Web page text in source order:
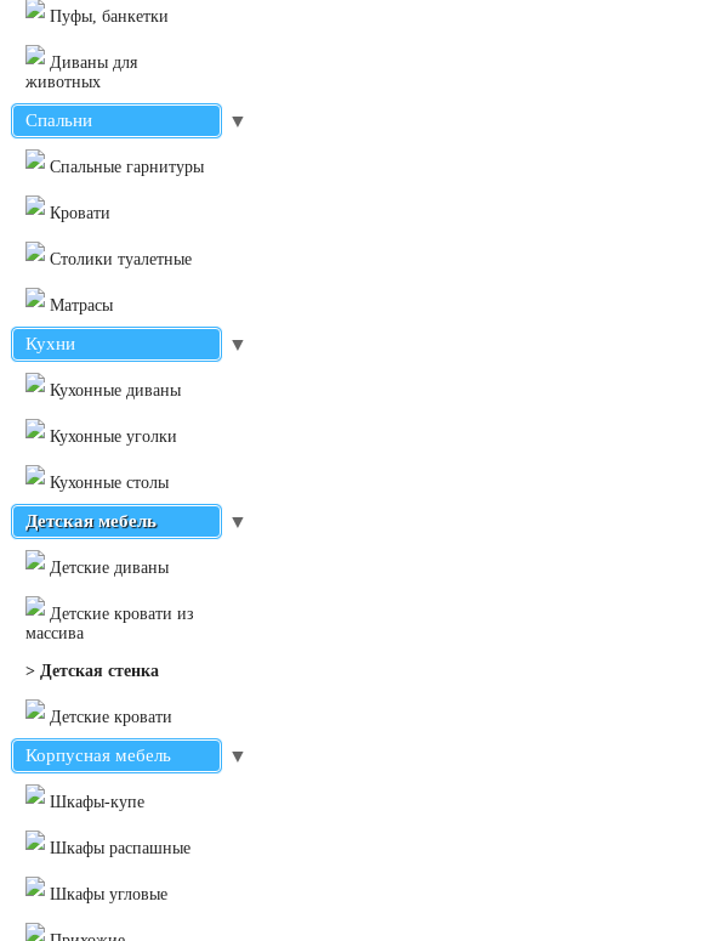
Пуфы, банкетки
Диваны для
животных
Спальни ▼
Cпальные гарнитуры
Кровати
Столики туалетные
Матрасы
Кухни ▼
Кухонные диваны
Кухонные уголки
Кухонные столы
Детская мебель ▼
Детские диваны
Детские кровати из
массива
> Детская стенка
Детские кровати
Корпусная мебель ▼
Шкафы-купе
Шкафы распашные
Шкафы угловые